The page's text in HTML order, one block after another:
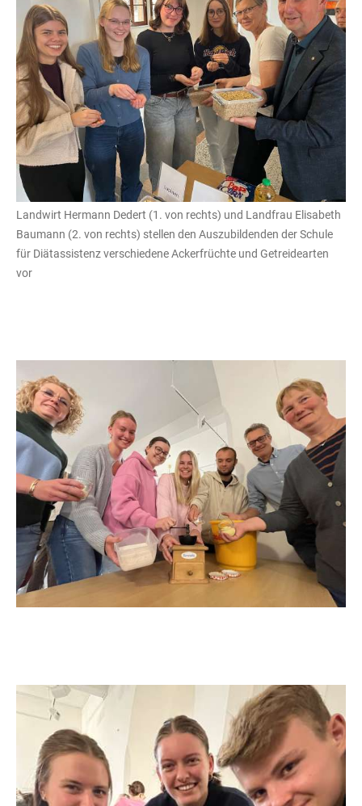
Landwirt Hermann Dedert (1. von rechts) und Landfrau Elisabeth
Baumann (2. von rechts) stellen den Auszubildenden der Schule
für Diätassistenz verschiedene Ackerfrüchte und Getreidearten
vor